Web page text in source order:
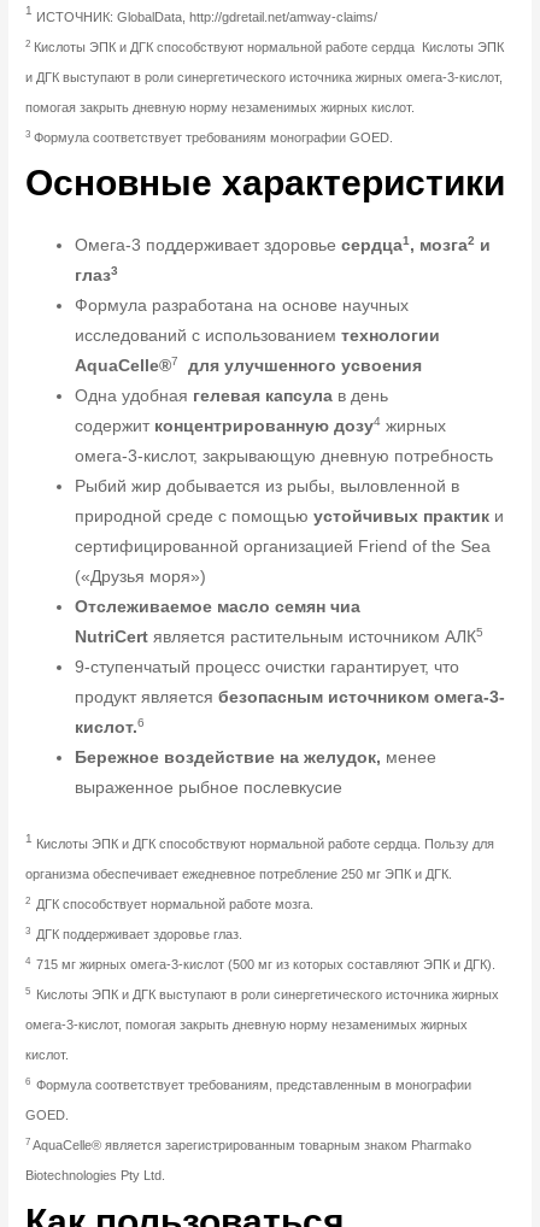
1 ИСТОЧНИК: GlobalData, http://gdretail.net/amway-claims/
2 Кислоты ЭПК и ДГК способствуют нормальной работе сердца Кислоты ЭПК
и ДГК выступают в роли синергетического источника жирных омега-3-кислот,
помогая закрыть дневную норму незаменимых жирных кислот.
3 Формула соответствует требованиям монографии GOED.
Основные характеристики
Омега-3 поддерживает здоровьесердца1, мозга2 и
глаз3
Формула разработана на основе научных
исследований с использованиемтехнологии
AquaCelle®7
для улучшенного усвоения
Одна удобная гелевая капсула в день
содержит концентрированную дозу4 жирных
омега-3-кислот, закрывающую дневную потребность
Рыбий жир добывается из рыбы, выловленной в
природной среде с помощьюустойчивых практик и
сертифицированной организацией Friend of the Sea
(«Друзья моря»)
Отслеживаемое масло семян чиа
NutriCert является растительным источником АЛК5
9-ступенчатый процесс очистки гарантирует, что
продукт являетсябезопасным источником омега-3-
кислот.6
Бережное воздействие на желудок, менее
выраженное рыбное послевкусие
1 Кислоты ЭПК и ДГК способствуют нормальной работе сердца. Пользу для
организма обеспечивает ежедневное потребление 250 мг ЭПК и ДГК.
2 ДГК способствует нормальной работе мозга.
3 ДГК поддерживает здоровье глаз.
4 715 мг жирных омега-3-кислот (500 мг из которых составляют ЭПК и ДГК).
5 Кислоты ЭПК и ДГК выступают в роли синергетического источника жирных
омега-3-кислот, помогая закрыть дневную норму незаменимых жирных
кислот.
6 Формула соответствует требованиям, представленным в монографии
GOED.
7 AquaCelle® является зарегистрированным товарным знаком Pharmako
Biotechnologies Pty Ltd.